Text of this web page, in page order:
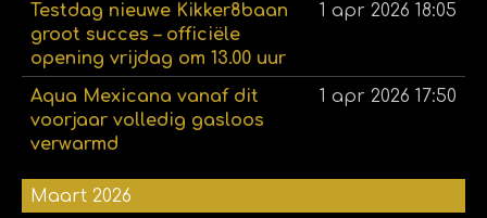
Testdag nieuwe Kikker8baan
groot succes – officiële
opening vrijdag om 13.00 uur
1 apr 2026 18:05
Aqua Mexicana vanaf dit
voorjaar volledig gasloos
verwarmd
1 apr 2026 17:50
Maart 2026